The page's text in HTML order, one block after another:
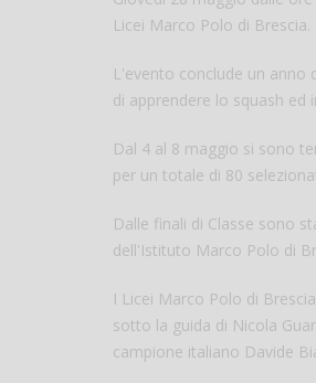
Licei Marco Polo di Brescia.
L'evento conclude un anno
di apprendere lo squash ed
Dal 4 al 8 maggio si sono
per un totale di 80
Dalle finali di Classe sono
dell'Istituto Marco Polo di
I Licei Marco Polo di
sotto la guida di Nicola
campione italiano Davide